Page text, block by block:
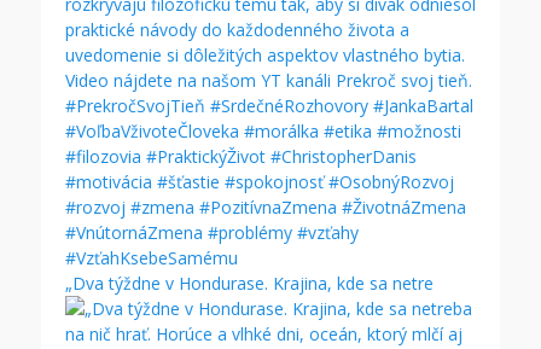
„Dva týždne v Hondurase. Krajina, kde sa netre